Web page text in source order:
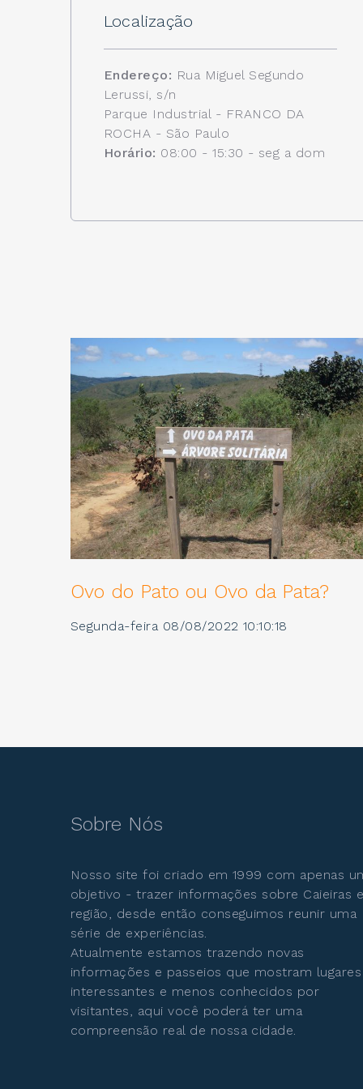
Localização
Endereço: Rua Miguel Segundo
Lerussi, s/n
Parque Industrial - FRANCO DA
ROCHA - São Paulo
Horário: 08:00 - 15:30 - seg a dom
Ovo do Pato ou Ovo da Pata?
Segunda-feira 08/08/2022 10:10:18
Sobre Nós
Nosso site foi criado em 1999 com apenas
objetivo - trazer informações sobre Caieiras
região, desde então conseguimos reunir uma
série de experiências.
Atualmente estamos trazendo novas
informações e passeios que mostram lugares
interessantes e menos conhecidos por
visitantes, aqui você poderá ter uma
compreensão real de nossa cidade.